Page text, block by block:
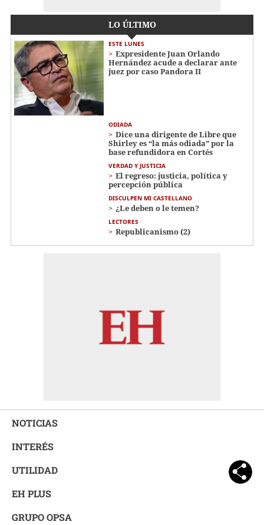
LO ÚLTIMO
ESTE LUNES
Expresidente Juan Orlando
Hernández acude a declarar ante
juez por caso Pandora II
ODIADA
Dice una dirigente de Libre que
Shirley es “la más odiada” por la
base refundidora en Cortés
VERDAD Y JUSTICIA
El regreso: justicia, política y
percepción pública
DISCULPEN MI CASTELLANO
¿Le deben o le temen?
LECTORES
Republicanismo (2)
NOTICIAS
INTERÉS
UTILIDAD
EH PLUS
GRUPO OPSA